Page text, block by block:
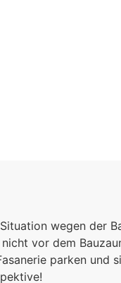
kommt auf
an,
wir eine
wegen der
vor dem
parken und